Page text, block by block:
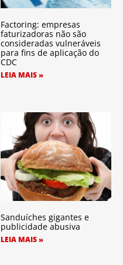
Factoring: empresas
faturizadoras não são
consideradas vulneráveis
para fins de aplicação do
CDC
LEIA MAIS »
Sanduíches gigantes e
publicidade abusiva
LEIA MAIS »